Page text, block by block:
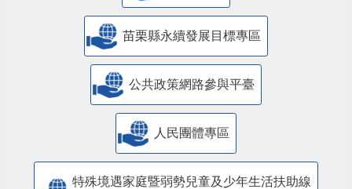
苗栗縣永續發展目標專區
公共政策網路參與平臺
人民團體專區
特殊境遇家庭暨弱勢兒童及少年生活扶助線